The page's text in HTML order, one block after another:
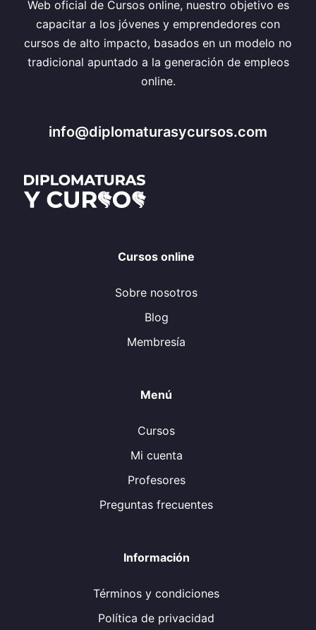
Web oficial de Cursos online, nuestro objetivo es
capacitar a los jóvenes y emprendedores con
cursos de alto impacto, basados en un modelo no
tradicional apuntado a la generación de empleos
online.
info@diplomaturasycursos.com
Cursos online
Sobre nosotros
Blog
Membresía
Menú
Cursos
Mi cuenta
Profesores
Preguntas frecuentes
Información
Términos y condiciones
Política de privacidad